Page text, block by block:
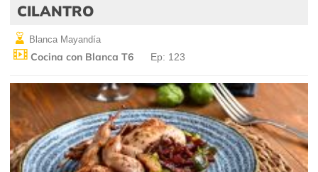
CILANTRO
Blanca Mayandía
Cocina con Blanca T6 Ep: 123